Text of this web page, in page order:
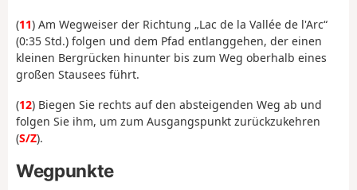
(11) Am Wegweiser der Richtung „Lac de la Vallée de l'Arc“
(0:35 Std.) folgen und dem Pfad entlanggehen, der einen
kleinen Bergrücken hinunter bis zum Weg oberhalb eines
großen Stausees führt.
(12) Biegen Sie rechts auf den absteigenden Weg ab und
folgen Sie ihm, um zum Ausgangspunkt zurückzukehren
(S/Z).
Wegpunkte